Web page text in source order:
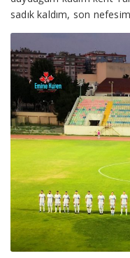
sadık kaldım, son